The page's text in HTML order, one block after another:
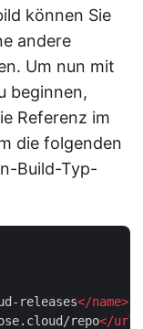
können Sie
andere
Um nun mit
beginnen,
Referenz im
die folgenden
Build-Typ-
releases</name>
repo</url